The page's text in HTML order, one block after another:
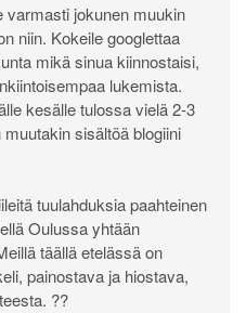
varmasti jokunen muukin
niin. Kokeile googlettaa
mikä sinua kiinnostaisi,
lukemista.
kesälle tulossa vielä 2-3
sisältöä blogiini
tuulahduksia paahteinen
Oulussa yhtään
täällä etelässä on
painostava ja hiostava,
??